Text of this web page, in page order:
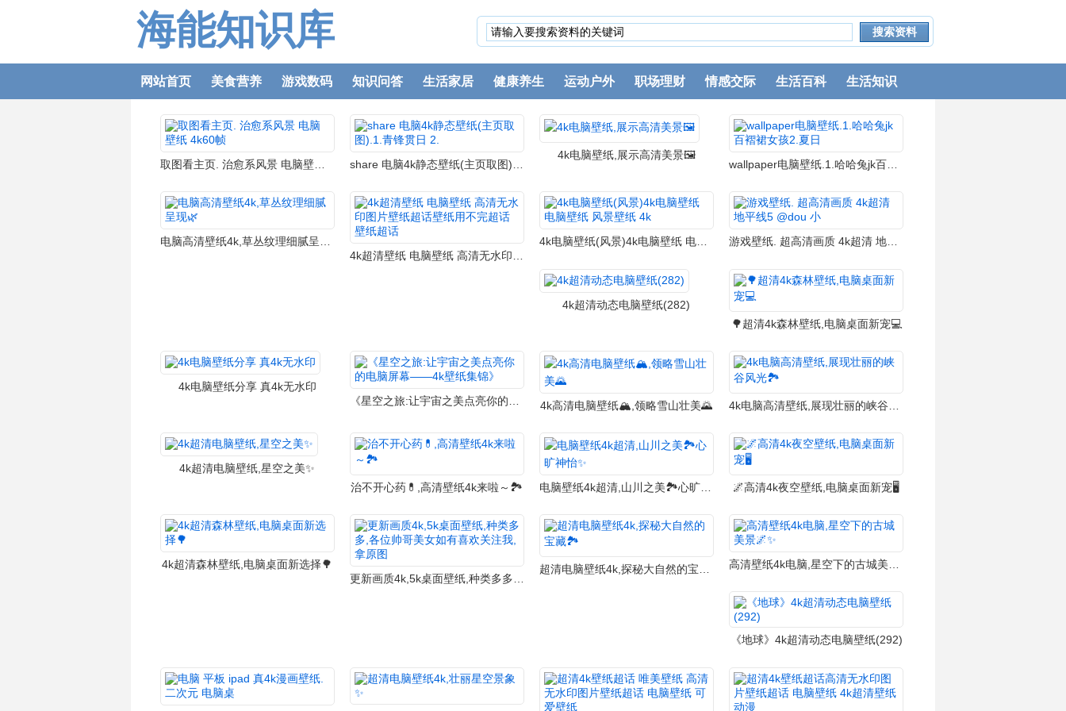
海能知识库
网站首页 美食营养 游戏数码 知识问答 生活家居 健康养生 运动户外 职场理财 情感交际 生活百科 生活知识
取图看主页. 治愈系风景 电脑壁纸 4k60帧
4k电脑壁纸,展示高清美景🖼️
电脑高清壁纸4k,草丛纹理细腻呈现🌿
4k超清壁纸 电脑壁纸 高清无水印图片壁纸超话壁纸用不完超话壁纸超话
4k电脑壁纸(风景)4k电脑壁纸 电脑壁纸 风景壁纸 4k 游戏壁纸. 超高清画质 4k超清 地平线5 @dou 小
4k超清动态电脑壁纸(282)
🌳超清4k森林壁纸,电脑桌面新宠💻
4k电脑壁纸分享 真4k无水印
4k高清电脑壁纸🏔️,领略雪山壮美🌄
4k超清电脑壁纸,星空之美✨
治不开心药💊,高清壁纸4k来啦～🏞️
电脑壁纸4k超清,山川之美🏞️心旷神怡✨ 🌌高清4k夜空壁纸,电脑桌面新宠🖥️
4k超清森林壁纸,电脑桌面新选择🌳
《地球》4k超清动态电脑壁纸(292)